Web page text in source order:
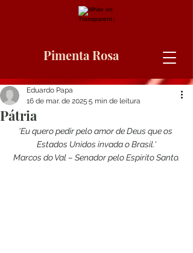
Pimenta Rosa
Pátria
Eduardo Papa
16 de mar. de 2025 5 min de leitura
'Eu quero pedir pelo amor de Deus que os
Estados Unidos invada o Brasil.'
Marcos do Val – Senador pelo Espírito Santo.